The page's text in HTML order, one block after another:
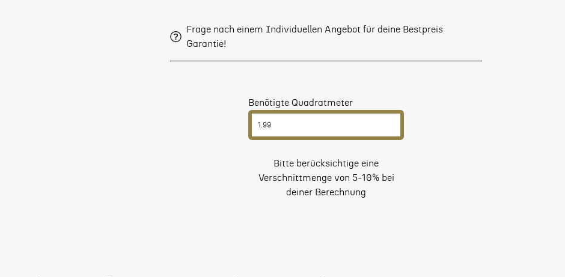
Frage nach einem Individuellen Angebot für deine Bestpreis
Garantie!
Benötigte Quadratmeter
Bitte berücksichtige eine
Verschnittmenge von 5-10% bei
deiner Berechnung